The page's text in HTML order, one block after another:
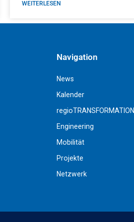
WEITERLESEN
Navigation
News
Kalender
regioTRANSFORMATION
Engineering
Mobilität
Projekte
Netzwerk